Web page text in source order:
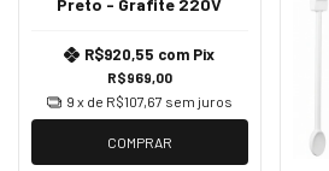
Preto - Grafite 220V
R$969,00
R$920,55 com Pix
9 x de R$107,67 sem juros
COMPRAR